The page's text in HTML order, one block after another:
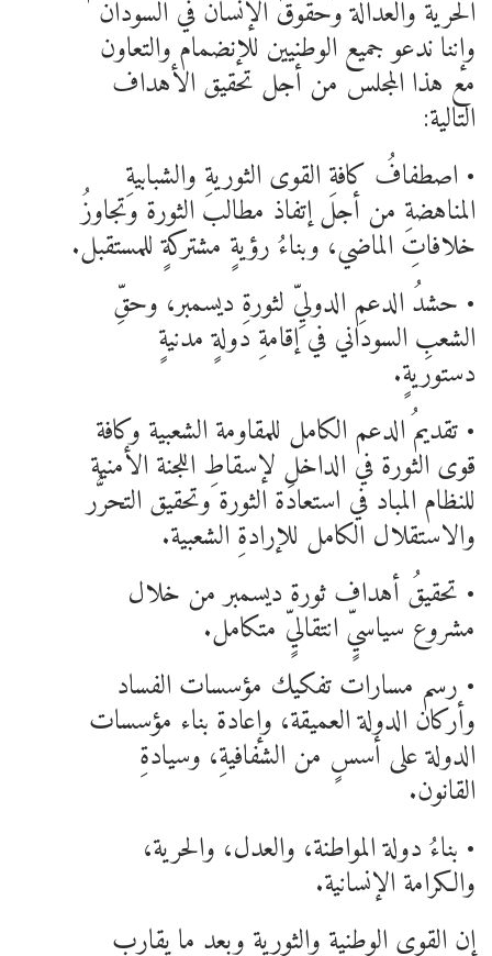
الحرية والعدالة وحقوق الإنسان في السودان
وإننا ندعو جميع الوطنيين للإنضمام والتعاون
مع هذا المجلس من أجل تحقيق الأهداف
التالية:
• اصطفافُ كافةِ القوى الثوريةِ والشبابيةِ
المناهضةِ من أجل إتفاذ مطالب الثورة وتجاوزُ
خلافاتِ الماضي، وبناءُ رؤيةٍ مشتركةٍ للمستقبل.
• حشدُ الدعمِ الدوليِّ لثورةِ ديسمبر، وحقِّ
الشعبِ السوداني في إقامةِ دولةٍ مدنيةٍ
دستوريةٍ.
• تقديمُ الدعم الكامل للمقاومة الشعبية وكافة
قوى الثورة في الداخلِ لإسقاطِ اللجنة الأمنية
للنظام المباد في استعادة الثورة وتحقيق التحرُّر
والاستقلال الكامل للإرادةِ الشعبية.
• تحقيقُ أهداف ثورة ديسمبر من خلال
مشروع سياسيٍّ انتقاليٍّ متكامل.
• رسم مسارات تفكيك مؤسسات الفساد
وأركان الدولة العميقة، وإعادة بناء مؤسسات
الدولة على أسسٍ من الشفافيةِ، وسيادةِ
القانون.
• بناءُ دولة المواطنة، والعدل، والحرية،
والكرامة الإنسانية.
إن القوى الوطنية والثورية وبعد ما يقارب